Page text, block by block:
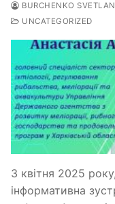
BURCHENKO
UNCATEGORIZED
3 квітня 2025
інформативна